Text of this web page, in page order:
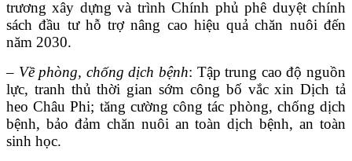
trương xây dựng và trình Chính phủ phê duyệt chính
sách đầu tư hỗ trợ nâng cao hiệu quả chăn nuôi đến
năm 2030.
– Về phòng, chống dịch bệnh: Tập trung cao độ nguồn
lực, tranh thủ thời gian sớm công bố vắc xin Dịch tả
heo Châu Phi; tăng cường công tác phòng, chống dịch
bệnh, bảo đảm chăn nuôi an toàn dịch bệnh, an toàn
sinh học.